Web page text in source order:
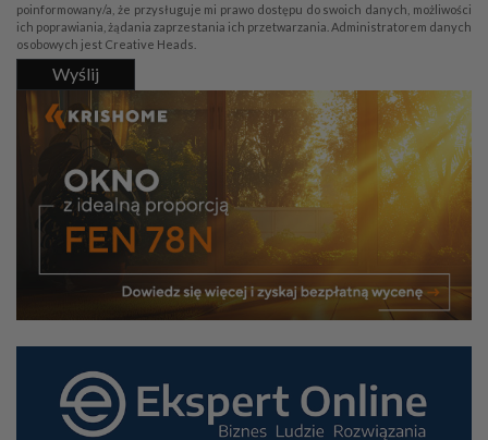
poinformowany/a, że przysługuje mi prawo dostępu do swoich danych, możliwości
ich poprawiania, żądania zaprzestania ich przetwarzania. Administratorem danych
osobowych jest Creative Heads.
Wyślij